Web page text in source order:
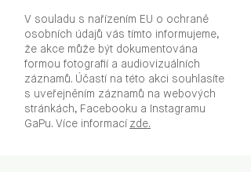
V souladu s nařízením EU o ochraně
osobních údajů vás tímto informujeme,
že akce může být dokumentována
formou fotografií a audiovizuálních
záznamů. Účastí na této akci souhlasíte
s uveřejněním záznamů na webových
stránkách, Facebooku a Instagramu
GaPu. Více informací zde.